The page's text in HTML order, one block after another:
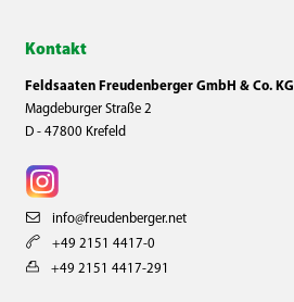
Kontakt
Feldsaaten Freudenberger GmbH & Co. KG
Magdeburger Straße 2
D - 47800 Krefeld
info@freudenberger.net
+49 2151 4417-0
+49 2151 4417-291